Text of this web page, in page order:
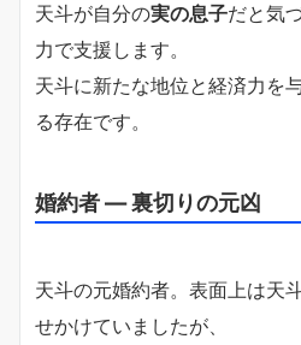
天斗が自分の実の息子だと気
力で支援します。
天斗に新たな地位と経済力を
る存在です。
婚約者 ― 裏切りの元凶
天斗の元婚約者。表面上は天
せかけていましたが、